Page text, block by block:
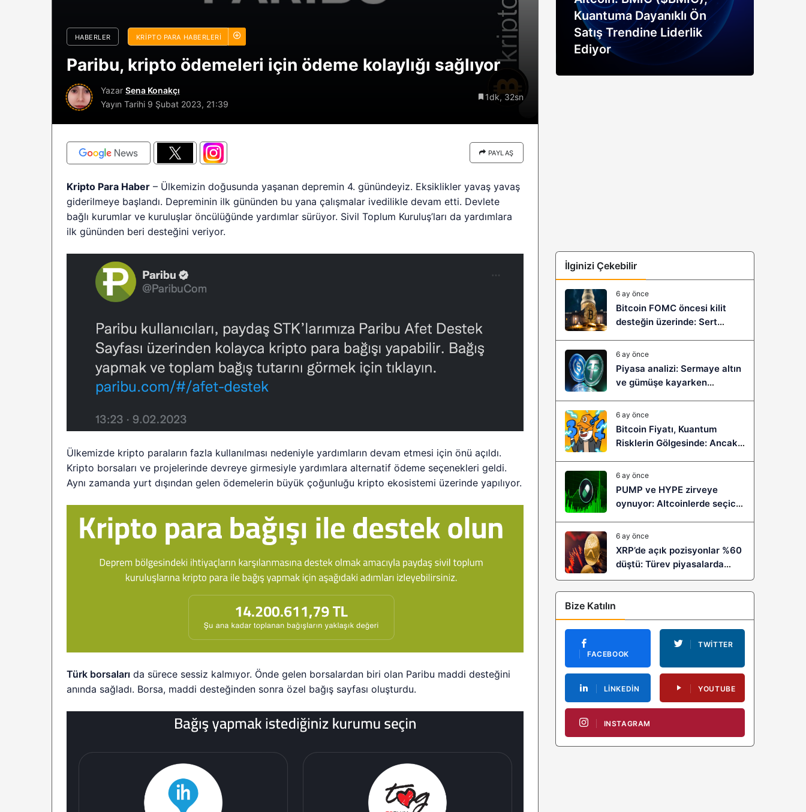
HABERLER KRIPTO PARA HABERLERI
Paribu, kripto ödemeleri için ödeme kolaylığı sağlıyor
Yazar Sena Konakçı
Yayın Tarihi 9 Şubat 2023, 21:39
1dk, 32sn
PAYLAŞ
Kripto Para Haber – Ülkemizin doğusunda yaşanan depremin 4. günündeyiz. Eksiklikler yavaş yavaş
giderilmeye başlandı. Depreminin ilk gününden bu yana çalışmalar ivedilikle devam etti. Devlete
bağlı kurumlar ve kuruluşlar öncülüğünde yardımlar sürüyor. Sivil Toplum Kuruluş’ları da yardımlara
ilk gününden beri desteğini veriyor.
Ülkemizde kripto paraların fazla kullanılması nedeniyle yardımların devam etmesi için önü açıldı.
Kripto borsaları ve projelerinde devreye girmesiyle yardımlara alternatif ödeme seçenekleri geldi.
Aynı zamanda yurt dışından gelen ödemelerin büyük çoğunluğu kripto ekosistemi üzerinde yapılıyor.
Türk borsaları da sürece sessiz kalmıyor. Önde gelen borsalardan biri olan Paribu maddi desteğini
anında sağladı. Borsa, maddi desteğinden sonra özel bağış sayfası oluşturdu.
2026 BTC çöküşü neden
sınırlı kalabilir?
Riski: Uzun Vadeli HYPER
Boğaları 31,1 Milyon Dolarlık
Kuantuma Dayanıklı Ön
Satış Trendine Liderlik
Ediyor
İlginizi Çekebilir
6 ay önce
Bitcoin FOMC öncesi kilit
desteğin üzerinde: Sert
geliyor?
6 ay önce
Piyasa analizi: Sermaye altın
ve gümüşe kayarken
6 ay önce
Bitcoin Fiyatı, Kuantum
Risklerin Gölgesinde: Ancak
Sıçramaya Yaşayabilir!
6 ay önce
PUMP ve HYPE zirveye
oynuyor: Altcoinlerde seçici
6 ay önce
XRP’de açık pozisyonlar %60
düştü: Türev piyasalarda
kaldıraç temizliği yeni bir
trendin habercisi mi?
Bize Katılın
FACEBOOK
TWITTER
LINKEDIN YOUTUBE
INSTAGRAM